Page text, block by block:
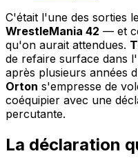
C'était l'une des sorties
WrestleMania 42 — et
qu'on aurait attendues.
de refaire surface dans
après plusieurs années
Orton s'empresse de
coéquipier avec une
percutante.
La déclaration